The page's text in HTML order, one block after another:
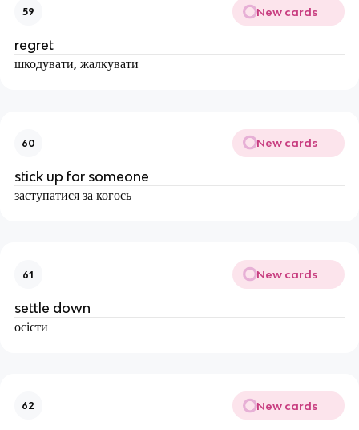
59 New cards
regret
шкодувати, жалкувати
60 New cards
stick up for someone
заступатися за когось
61 New cards
settle down
осісти
62 New cards